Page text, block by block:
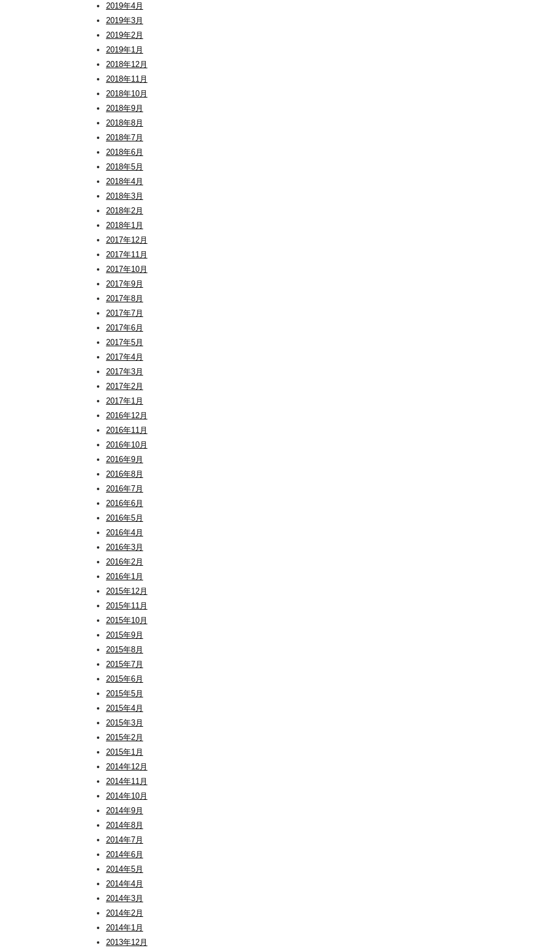
2019年4月
2019年3月
2019年2月
2019年1月
2018年12月
2018年11月
2018年10月
2018年9月
2018年8月
2018年7月
2018年6月
2018年5月
2018年4月
2018年3月
2018年2月
2018年1月
2017年12月
2017年11月
2017年10月
2017年9月
2017年8月
2017年7月
2017年6月
2017年5月
2017年4月
2017年3月
2017年2月
2017年1月
2016年12月
2016年11月
2016年10月
2016年9月
2016年8月
2016年7月
2016年6月
2016年5月
2016年4月
2016年3月
2016年2月
2016年1月
2015年12月
2015年11月
2015年10月
2015年9月
2015年8月
2015年7月
2015年6月
2015年5月
2015年4月
2015年3月
2015年2月
2015年1月
2014年12月
2014年11月
2014年10月
2014年9月
2014年8月
2014年7月
2014年6月
2014年5月
2014年4月
2014年3月
2014年2月
2014年1月
2013年12月